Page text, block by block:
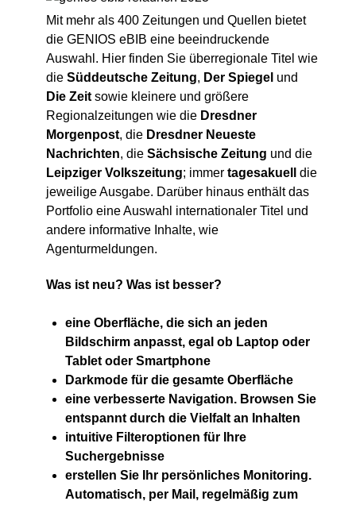
Mit mehr als 400 Zeitungen und Quellen bietet
die GENIOS eBIB eine beeindruckende
Auswahl. Hier finden Sie überregionale Titel wie
die Süddeutsche Zeitung, Der Spiegel und
Die Zeit sowie kleinere und größere
Regionalzeitungen wie die Dresdner
Morgenpost, die Dresdner Neueste
Nachrichten, die Sächsische Zeitung und die
Leipziger Volkszeitung; immer tagesakuell
die
jeweilige Ausgabe. Darüber hinaus enthält das
Portfolio eine Auswahl internationaler Titel und
andere informative Inhalte, wie
Agenturmeldungen.
Was ist neu? Was ist besser?
eine Oberfläche, die sich an jeden
Bildschirm anpasst, egal ob Laptop oder
Tablet oder Smartphone
Darkmode für die gesamte Oberfläche
eine verbesserte Navigation. Browsen Sie
entspannt durch die Vielfalt an Inhalten
intuitive Filteroptionen für Ihre
Suchergebnisse
erstellen Sie Ihr persönliches Monitoring.
Automatisch, per Mail, regelmäßig zum